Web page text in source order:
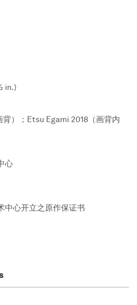
in.)
）；Etsu Egami 2018（画背内
心
中心开立之原作保证书